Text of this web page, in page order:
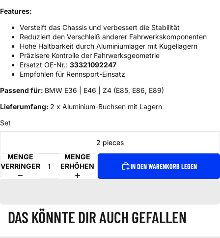
Features:
Versteift das Chassis und verbessert die Stabilität
Reduziert den Verschleiß anderer Fahrwerkskomponenten
Hohe Haltbarkeit durch Aluminiumlager mit Kugellagern
Präzisere Kontrolle der Fahrwerksgeometrie
Ersetzt OE-Nr.: 33321092247
Empfohlen für Rennsport-Einsatz
Passend für: BMW E36 | E46 | Z4 (E85, E86, E89)
Lieferumfang: 2 x Aluminium-Buchsen mit Lagern
Set
2 pieces
MENGE
VERRINGERN
MENGE
ERHÖHEN
IN DEN WARENKORB LEGEN
DAS KÖNNTE DIR AUCH GEFALLEN